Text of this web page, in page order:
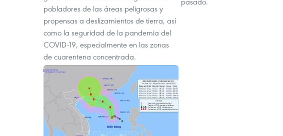
pobladores de las áreas peligrosas y
propensas a deslizamientos de tierra, así
como la seguridad de la pandemia del
COVID-19, especialmente en las zonas
de cuarentena concentrada.